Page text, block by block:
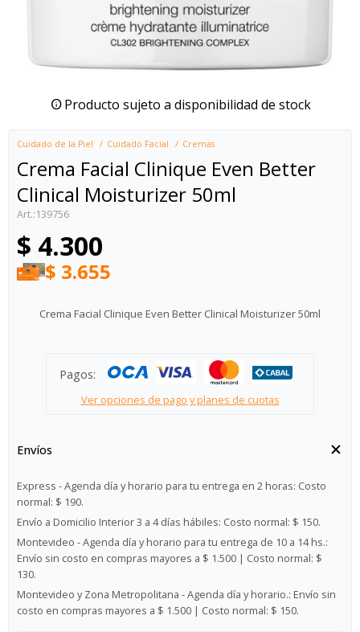
Producto sujeto a disponibilidad de stock
Cuidado de la Piel Cuidado Facial Cremas
Crema Facial Clinique Even Better
Clinical Moisturizer 50ml
139756
$ 4.300
$ 3.655
Crema Facial Clinique Even Better Clinical Moisturizer 50ml
Pagos:
Ver opciones de pago y planes de cuotas
Envíos
Express - Agenda día y horario para tu entrega en 2 horas: Costo
normal: $ 190.
Envío a Domicilio Interior 3 a 4 días hábiles: Costo normal: $ 150.
Montevideo - Agenda día y horario para tu entrega de 10 a 14 hs.:
Envío sin costo en compras mayores a $ 1.500 | Costo normal: $
130.
Montevideo y Zona Metropolitana - Agenda día y horario.: Envío sin
costo en compras mayores a $ 1.500 | Costo normal: $ 150.